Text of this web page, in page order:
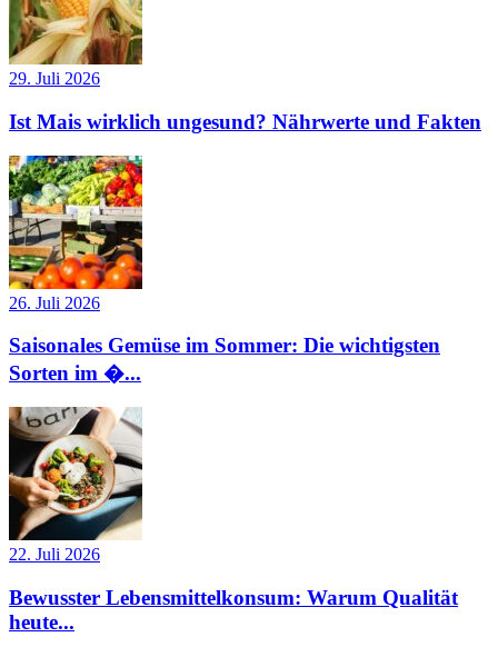
29. Juli 2026
Ist Mais wirklich ungesund? Nährwerte und Fakten
26. Juli 2026
Saisonales Gemüse im Sommer: Die wichtigsten
Sorten im �...
22. Juli 2026
Bewusster Lebensmittelkonsum: Warum Qualität
heute...